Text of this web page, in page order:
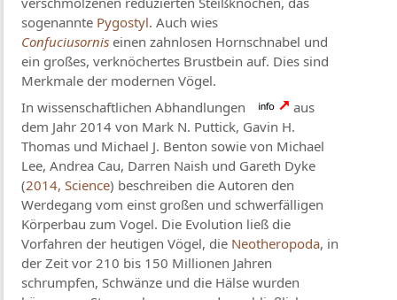
sogenannte Pygostyl. Auch wies
Confuciusornis einen zahnlosen Hornschnabel und
ein großes, verknöchertes Brustbein auf. Dies sind
Merkmale der modernen Vögel.
In wissenschaftlichen Abhandlungen
aus
dem Jahr 2014 von Mark N. Puttick, Gavin H.
Thomas und Michael J. Benton sowie von Michael
Lee, Andrea Cau, Darren Naish und Gareth Dyke
(2014, Science) beschreiben die Autoren den
Werdegang vom einst großen und schwerfälligen
Körperbau zum Vogel. Die Evolution ließ die
Vorfahren der heutigen Vögel, die Neotheropoda, in
der Zeit vor 210 bis 150 Millionen Jahren
schrumpfen, Schwänze und die Hälse wurden